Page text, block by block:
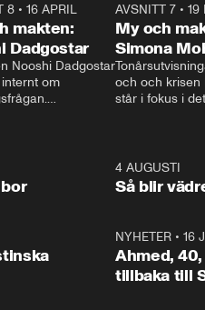
8• 16 APRIL
makten:
Dadgostar
Nooshi Dadgostar
om
upp i val. Ska vi
så sitter vi förstås
AVSNITT 7• 19
My och
Simona
och och krisen
står i fokus i
kommentator My
Rohwedder
utbildnings-
Mohamsson till
4 AUGUSTI
Så blir
NYHETER• 16
Ahmed, 40,
tillbaka till